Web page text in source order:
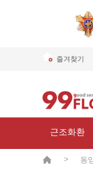
즐겨찾기
근조화환
> 동